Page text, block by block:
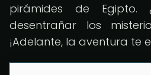
pirámides de Egipto.
desentrañar los
¡Adelante, la aventura te